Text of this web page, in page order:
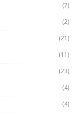
(7)
(2)
(21)
(11)
(23)
(4)
(4)